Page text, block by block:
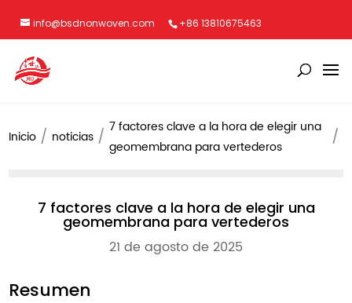
info@bsdnonwoven.com +86 13810675463
Inicio noticias
7 factores clave a la hora de elegir una
geomembrana para vertederos
7 factores clave a la hora de elegir una
geomembrana para vertederos
21 de agosto de 2025
Resumen